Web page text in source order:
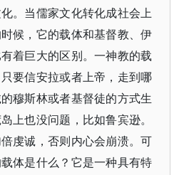
。当儒家文化转化成社会上
候，它的载体和基督教、伊
着巨大的区别。一神教的载
要信安拉或者上帝，走到哪
穆斯林或者基督徒的方式生
上也没问题，比如鲁宾逊。
虔诚，否则内心会崩溃。可
体是什么？它是一种具有特